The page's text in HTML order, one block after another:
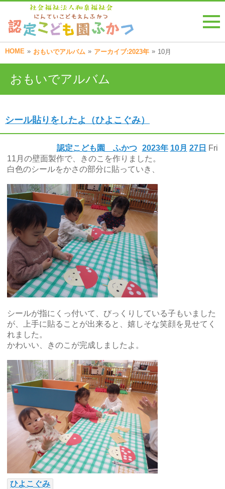
HOME » おもいでアルバム » アーカイブ:2023年 » 10月
おもいでアルバム
シール貼りをしたよ（ひよこぐみ）
2023年 10月 27日 Fri
認定こども園 ふかつ
11月の壁面製作で、きのこを作りました。
白色のシールをかさの部分に貼っていき、
シールが指にくっ付いて、びっくりしている子もいました
が、上手に貼ることが出来ると、嬉しそな笑顔を見せてく
れました。
かわいい、きのこが完成しましたよ。
ひよこぐみ